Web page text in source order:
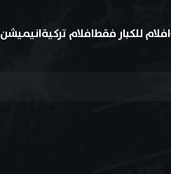
افلام للكبار فقطافلام تركيةانيميشن